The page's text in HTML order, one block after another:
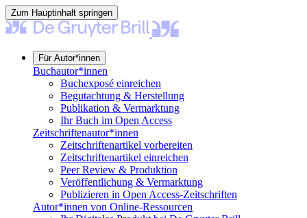
Zum Hauptinhalt springen
Für Autor*innen
Buchautor*innen
Buchexposé einreichen
Begutachtung & Herstellung
Publikation & Vermarktung
Ihr Buch im Open Access
Zeitschriftenautor*innen
Zeitschriftenartikel vorbereiten
Zeitschriftenartikel einreichen
Peer Review & Produktion
Veröffentlichung & Vermarktung
Publizieren in Open Access-Zeitschriften
Autor*innen von Online-Ressourcen